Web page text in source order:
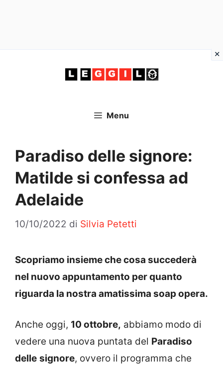
Menu
Paradiso delle signore:
Matilde si confessa ad
Adelaide
10/10/2022 di Silvia Petetti
Scopriamo insieme che cosa succederà
nel nuovo appuntamento per quanto
riguarda la nostra amatissima soap opera.
Anche oggi, 10 ottobre, abbiamo modo di
vedere una nuova puntata del Paradiso
delle signore, ovvero il programma che